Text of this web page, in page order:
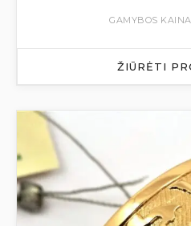
GAMYBOS KAINA
ŽIŪRĖTI